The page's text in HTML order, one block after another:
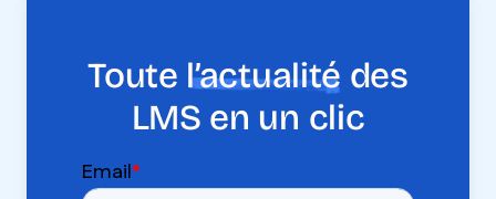
Toute l’actualité des
LMS en un clic